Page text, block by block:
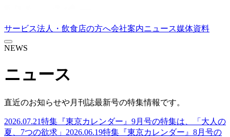
サービス法人・飲食店の方へ会社案内ニュース媒体資料
NEWS
ニュース
直近のお知らせや月刊誌最新号の特集情報です。
2026.07.21特集 『東京カレンダー』9月号の特集は、「大人の
夏、7つの欲求」 2026.06.19特集 『東京カレンダー』8月号の